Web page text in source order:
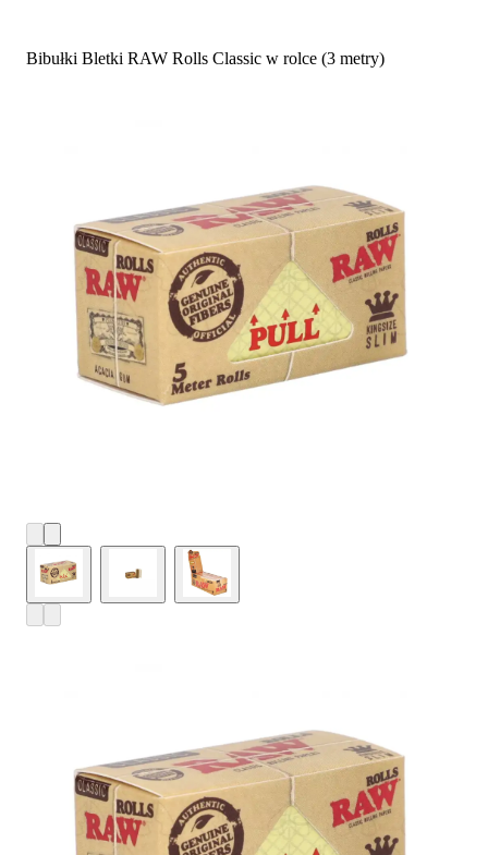
Bibułki Bletki RAW Rolls Classic w rolce (3 metry)